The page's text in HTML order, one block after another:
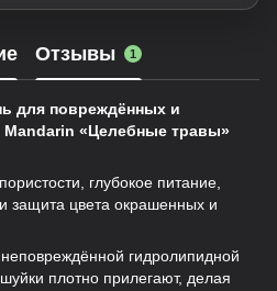
Отзывы 1
для повреждённых и
«Целебные травы»
глубокое питание,
защита цвета окрашенных и
гидролипидной
плотно прилегают, делая